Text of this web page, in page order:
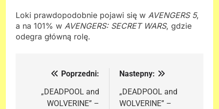
Loki prawdopodobnie pojawi się w AVENGERS 5,
a na 101% w AVENGERS: SECRET WARS, gdzie
odegra główną rolę.
Nawigacja
wpisu
Poprzedni:
„DEADPOOL and
WOLVERINE” –
Nastepny:
„DEADPOOL and
WOLVERINE” –